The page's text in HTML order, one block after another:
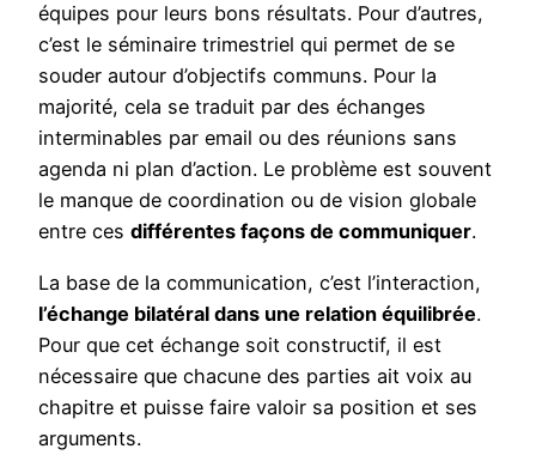
équipes pour leurs bons résultats. Pour d’autres,
c’est le séminaire trimestriel qui permet de se
souder autour d’objectifs communs. Pour la
majorité, cela se traduit par des échanges
interminables par email ou des réunions sans
agenda ni plan d’action. Le problème est souvent
le manque de coordination ou de vision globale
entre ces différentes façons de communiquer.
La base de la communication, c’est l’interaction,
l’échange bilatéral dans une relation équilibrée.
Pour que cet échange soit constructif, il est
nécessaire que chacune des parties ait voix au
chapitre et puisse faire valoir sa position et ses
arguments.